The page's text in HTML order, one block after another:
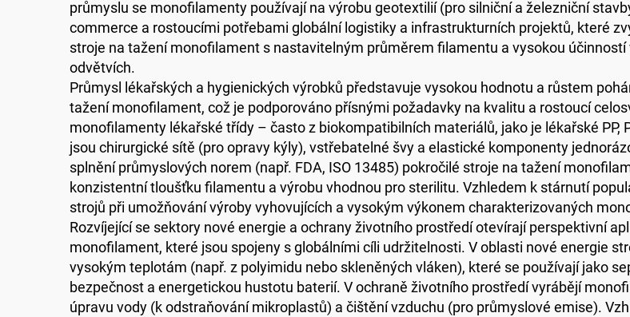
průmyslu se monofilamenty používají na výrobu geotextilií (pro silniční a železniční
commerce a rostoucími potřebami globální logistiky a infrastrukturních projektů, které
stroje na tažení monofilament s nastavitelným průměrem filamentu a vysokou
odvětvích.
Průmysl lékařských a hygienických výrobků představuje vysokou hodnotu a růstem
tažení monofilament, což je podporováno přísnými požadavky na kvalitu a rostoucí
monofilamenty lékařské třídy – často z biokompatibilních materiálů, jako je lékařské PP,
jsou chirurgické sítě (pro opravy kýly), vstřebatelné švy a elastické komponenty
splnění průmyslových norem (např. FDA, ISO 13485) pokročilé stroje na tažení
konzistentní tloušťku filamentu a výrobu vhodnou pro sterilitu. Vzhledem k stárnutí
strojů při umožňování výroby vyhovujících a vysokým výkonem charakterizovaných
Rozvíjející se sektory nové energie a ochrany životního prostředí otevírají perspektivní
monofilament, které jsou spojeny s globálními cíli udržitelnosti. V oblasti nové energie
vysokým teplotám (např. z polyimidu nebo skleněných vláken), které se používají jako
bezpečnost a energetickou hustotu baterií. V ochraně životního prostředí vyrábějí
úpravu vody (k odstraňování mikroplastů) a čištění vzduchu (pro průmyslové emise).